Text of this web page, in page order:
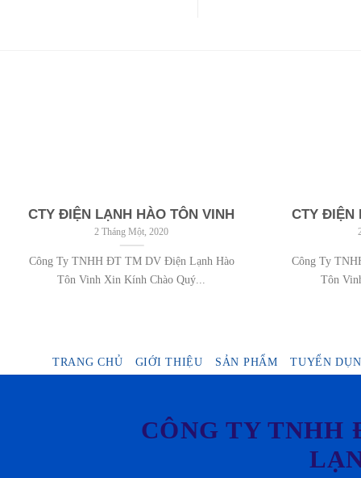
CTY ĐIỆN LẠNH HÀO TÔN VINH
2 Tháng Một, 2020
Công Ty TNHH ĐT TM DV Điện Lạnh Hào
Tôn Vinh Xin Kính Chào Quý...
CTY ĐIỆN
Công Ty
Tôn
TRANG CHỦ GIỚI THIỆU SẢN PHẨM TUYỂN
CÔNG TY TNHH